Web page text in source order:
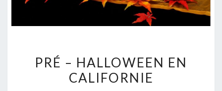
–
HALLOWEEN
PRÉ – HALLOWEEN EN
CALIFORNIE